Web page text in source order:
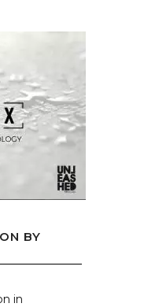
BY
in